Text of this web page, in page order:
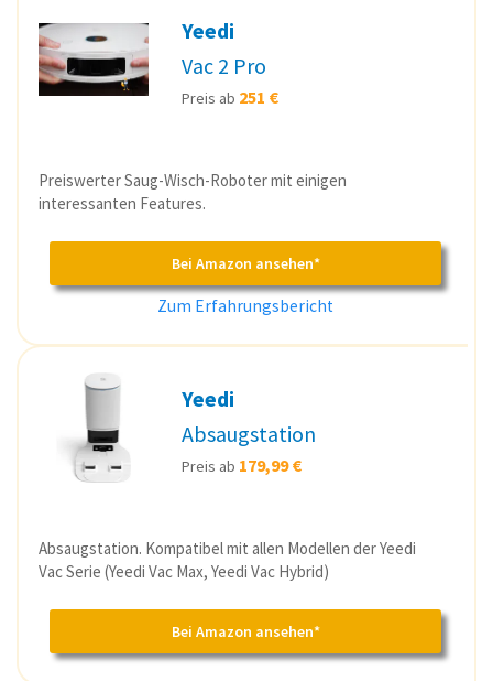
Yeedi
Vac 2 Pro
Preis ab 251 €
Preiswerter Saug-Wisch-Roboter mit einigen
interessanten Features.
Bei Amazon ansehen*
Zum Erfahrungsbericht
Yeedi
Absaugstation
Preis ab 179,99 €
Absaugstation. Kompatibel mit allen Modellen der Yeedi
Vac Serie (Yeedi Vac Max, Yeedi Vac Hybrid)
Bei Amazon ansehen*